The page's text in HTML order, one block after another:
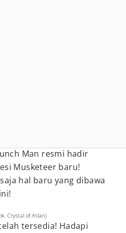
Man resmi hadir
Musketeer baru!
hal baru yang dibawa
Crystal of Atlan)
tersedia! Hadapi